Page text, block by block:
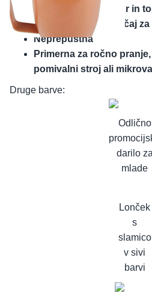
Ohranja hladno 24 ur in
Enoročno pitje in ročaj za
Neprepustna
Primerna za ročno
pomivalni stroj ali
Druge barve:
Odlično
darilo za
mlade
Lonček
s
slamico
v sivi
barvi